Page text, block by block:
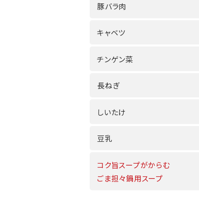
豚バラ肉
キャベツ
チンゲン菜
長ねぎ
しいたけ
豆乳
コク旨スープがからむ
ごま担々鍋用スープ